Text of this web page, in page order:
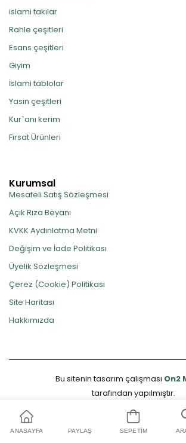
islami takılar
Rahle çeşitleri
Esans çeşitleri
Giyim
İslami tablolar
Yasin çeşitleri
Kur`anı kerim
Fırsat Ürünleri
Kurumsal
Mesafeli Satış Sözleşmesi
Açık Rıza Beyanı
KVKK Aydınlatma Metni
Değişim ve İade Politikası
Üyelik Sözleşmesi
Çerez (Cookie) Politikası
Site Haritası
Hakkımızda
Bu sitenin tasarım çalışması On2
tarafından yapılmıştır.
ANASAYFA PAYLAŞ SEPETIM